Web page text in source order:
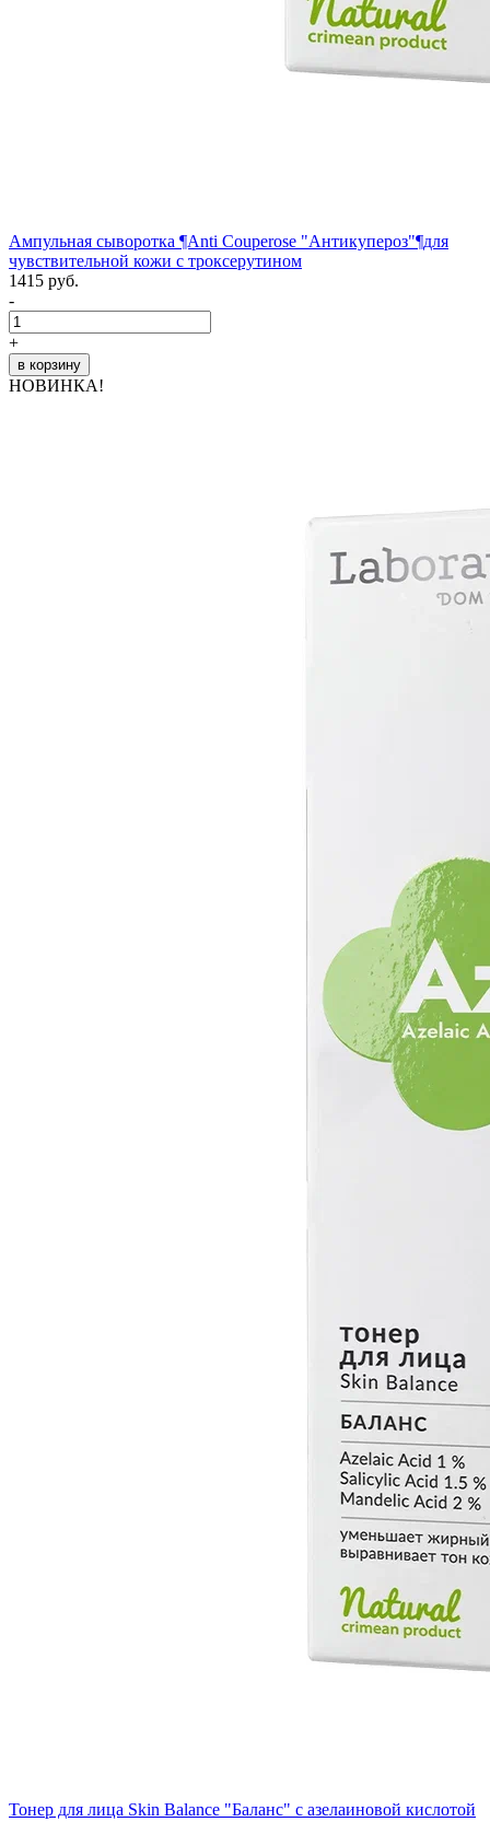
Ампульная сыворотка ¶Anti Couperose "Антикупероз"¶для
чувствительной кожи с троксерутином
1415 руб.
-
+
в корзину
НОВИНКА!
Тонер для лица Skin Balance "Баланс" с азелаиновой кислотой